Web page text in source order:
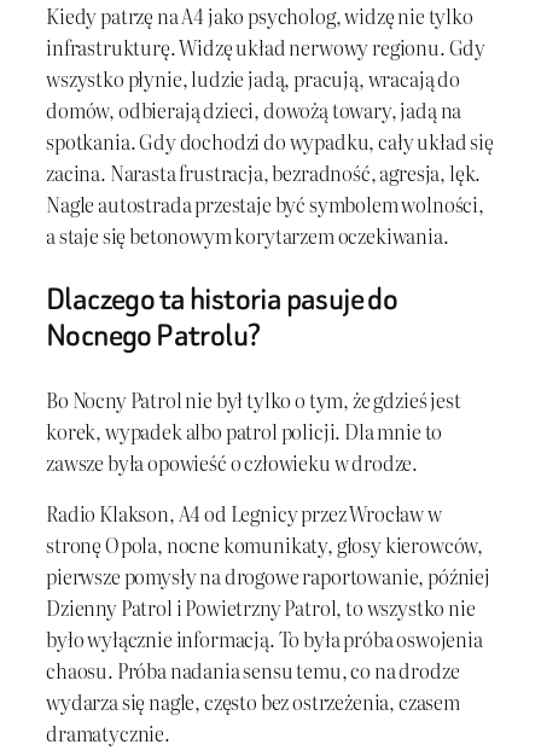
Kiedy patrzę na A4 jako psycholog, widzę nie tylko
infrastrukturę. Widzę układ nerwowy regionu. Gdy
wszystko płynie, ludzie jadą, pracują, wracają do
domów, odbierają dzieci, dowożą towary, jadą na
spotkania. Gdy dochodzi do wypadku, cały układ się
zacina. Narasta frustracja, bezradność, agresja, lęk.
Nagle autostrada przestaje być symbolem wolności,
a staje się betonowym korytarzem oczekiwania.
Dlaczego ta historia pasuje do
Nocnego Patrolu?
Bo Nocny Patrol nie był tylko o tym, że gdzieś jest
korek, wypadek albo patrol policji. Dla mnie to
zawsze była opowieść o człowieku w drodze.
Radio Klakson, A4 od Legnicy przez Wrocław w
stronę Opola, nocne komunikaty, głosy kierowców,
pierwsze pomysły na drogowe raportowanie, później
Dzienny Patrol i Powietrzny Patrol, to wszystko nie
było wyłącznie informacją. To była próba oswojenia
chaosu. Próba nadania sensu temu, co na drodze
wydarza się nagle, często bez ostrzeżenia, czasem
dramatycznie.